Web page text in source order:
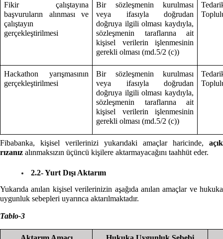
Fikir çalıştayına
başvuruların alınması ve
çalıştayın
gerçekleştirilmesi
Bir sözleşmenin kurulması
veya ifasıyla doğrudan
doğruya ilgili olması kaydıyla,
sözleşmenin taraflarına ait
kişisel verilerin işlenmesinin
gerekli olması (md.5/2 (c))
Hackathon yarışmasının
gerçekleştirilmesi
Bir sözleşmenin kurulması
veya ifasıyla doğrudan
doğruya ilgili olması kaydıyla,
sözleşmenin taraflarına ait
kişisel verilerin işlenmesinin
gerekli olması (md.5/2 (c))
Fibabanka, kişisel verilerinizi yukarıdaki amaçlar haricinde, açık
rızanız alınmaksızın üçüncü kişilere aktarmayacağını taahhüt eder.
2.2- Yurt Dışı Aktarım
Yukarıda anılan kişisel verilerinizin aşağıda anılan amaçlar ve hukuka
uygunluk sebepleri uyarınca aktarılmaktadır.
Tablo-3